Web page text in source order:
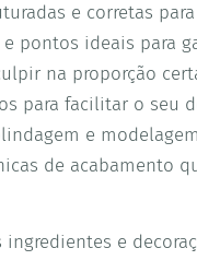
e corretas
e pontos ideais para
na proporção
para facilitar o seu
e
de acabamento
ingredientes e